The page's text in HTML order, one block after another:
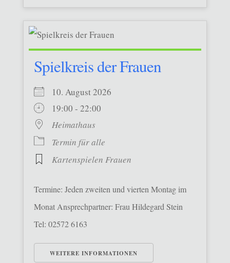
Spielkreis der Frauen
10. August 2026
19:00 - 22:00
Heimathaus
Termin für alle
Kartenspielen Frauen
Termine: Jeden zweiten und vierten Montag im
Monat Ansprechpartner: Frau Hildegard Stein
Tel: 02572 6163
WEITERE INFORMATIONEN